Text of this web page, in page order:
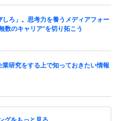
しろ」。思考力を養うメディアフォー
数のキャリア”を切り拓こう
業研究をする上で知っておきたい情報
グをもっと見る